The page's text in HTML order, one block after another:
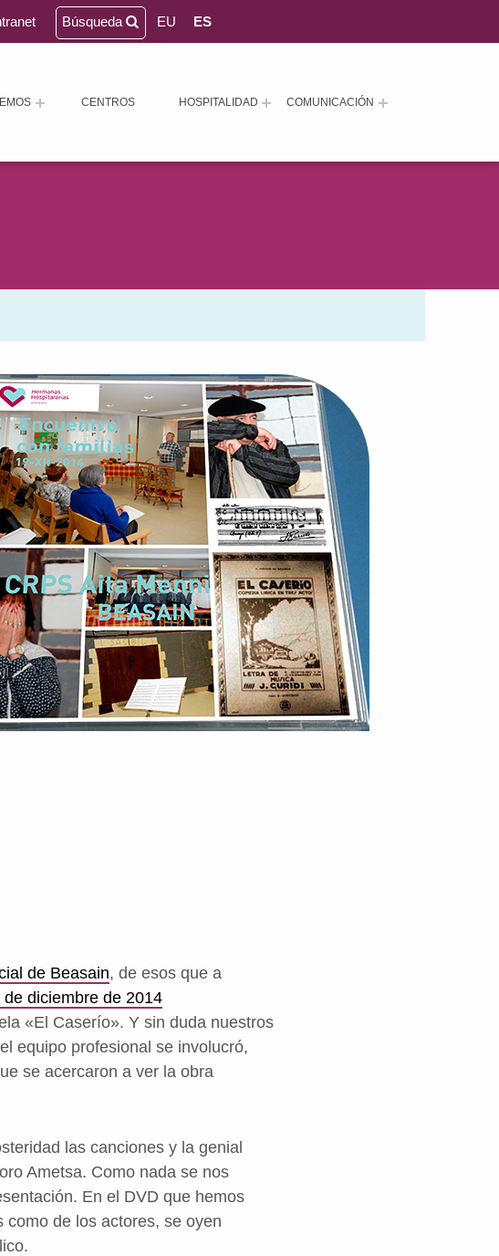
CENTROS HOSPITALIDAD COMUNICACIÓN
Búsqueda EU ES
de Beasain, de esos que a
de diciembre de 2014
«El Caserío». Y sin duda nuestros
equipo profesional se involucró,
se acercaron a ver la obra
las canciones y la genial
Ametsa. Como nada se nos
En el DVD que hemos
de los actores, se oyen